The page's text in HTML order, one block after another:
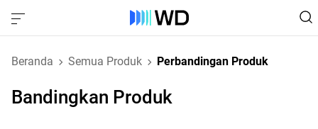
Beranda Semua Produk Perbandingan Produk
Bandingkan Produk